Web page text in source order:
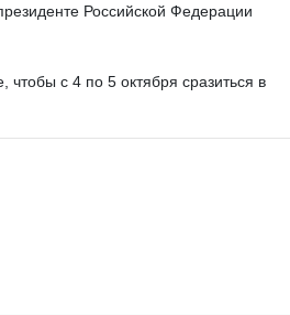
Российской Федерации
с 4 по 5 октября сразиться в